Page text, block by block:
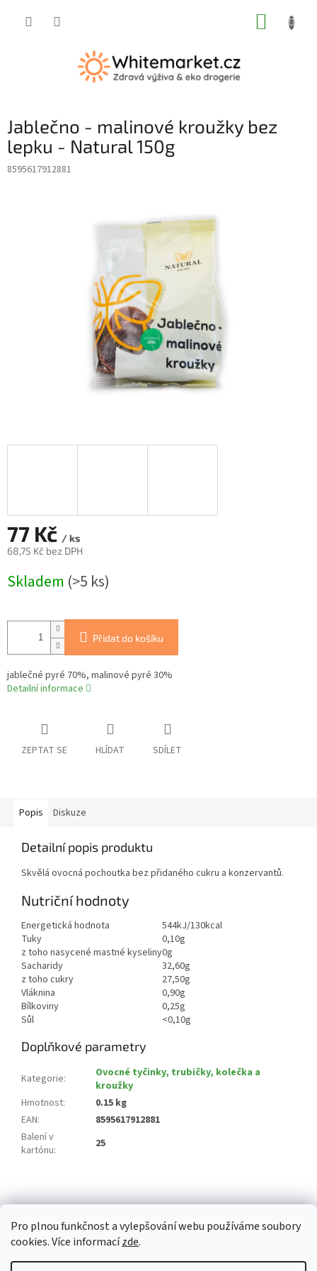
Pro plnou funkčnost a vylepšování webu používáme soubory
cookies. Více informacízde.
Jablečno - malinové kroužky bez
lepku - Natural 150g
8595617912881
77 Kč / ks
68,75 Kč bez DPH
cena:
Skladem (>5 ks)
Přidat do košíku
jablečné pyré 70%, malinové pyré 30%
Detailní informace
ZEPTAT SE HLÍDAT SDÍLET
Popis Diskuze
Detailní popis produktu
Skvělá ovocná pochoutka bez přidaného cukru a konzervantů.
Nutriční hodnoty
Energetická hodnota
544kJ/130kcal
Tuky
0,10g
z toho nasycené mastné kyseliny0g
Sacharidy
32,60g
z toho cukry
27,50g
Vláknina
0,90g
Bílkoviny
0,25g
Sůl
<0,10g
Doplňkové parametry
Kategorie:
Ovocné tyčinky, trubičky, kolečka a
kroužky
Hmotnost:
0.15 kg
EAN:
8595617912881
Balení v
kartónu: 25
á